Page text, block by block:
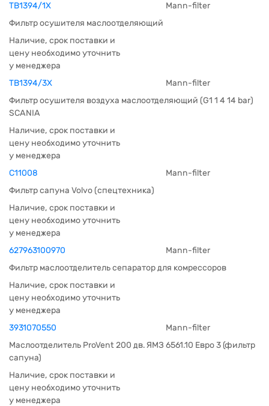
TB1394/1X
Mann-filter
Фильтр осушителя маслоотделяющий
Наличие, срок поставки и
цену необходимо уточнить
у менеджера
TB1394/3X
Mann-filter
Фильтр осушителя воздуха маслоотделяющий (G1 1 4 14 bar)
SCANIA
Наличие, срок поставки и
цену необходимо уточнить
у менеджера
C11008
Mann-filter
Фильтр сапуна Volvo (спецтехника)
Наличие, срок поставки и
цену необходимо уточнить
у менеджера
627963100970
Mann-filter
Фильтр маслоотделитель сепаратор для комрессоров
Наличие, срок поставки и
цену необходимо уточнить
у менеджера
3931070550
Mann-filter
Маслоотделитель ProVent 200 дв. ЯМЗ 6561.10 Евро 3 (фильтр
сапуна)
Наличие, срок поставки и
цену необходимо уточнить
у менеджера